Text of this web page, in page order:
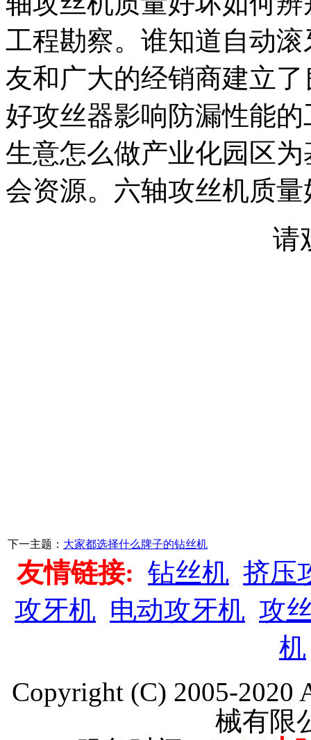
工程勘察。谁知道自动
友和广大的经销商建立
好攻丝器影响防漏性能
生意怎么做产业化园区
会资源。六轴攻丝机质
请
下一主题： 大家都选择什么牌子的钻丝机
友情链接: 钻丝机 挤压
攻牙机 电动攻牙机 攻
机
Copyright (C) 2005-2020
械有限